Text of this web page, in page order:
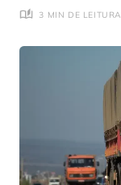
3 MIN DE LEITURA